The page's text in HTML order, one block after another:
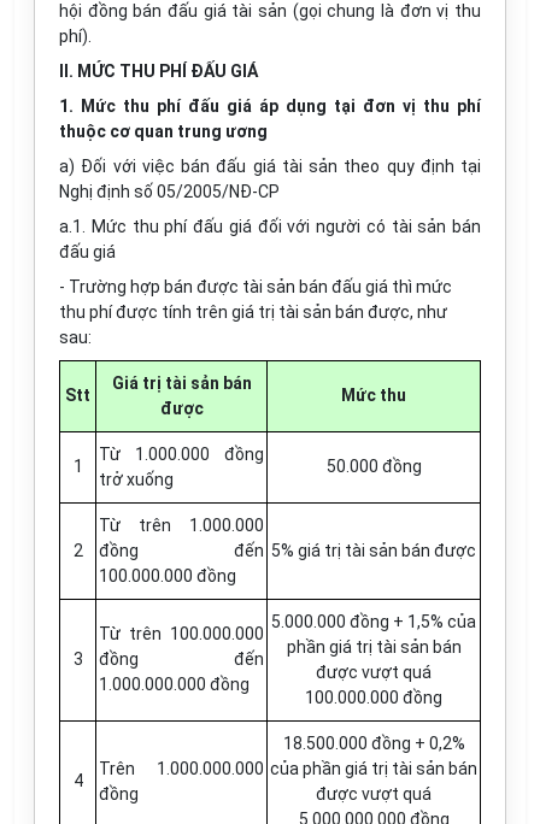
hội đồng bán đấu giá tài sản (gọi chung là đơn vị thu
phí).
II. MỨC THU PHÍ ĐẤU GIÁ
1. Mức thu phí đấu giá áp dụng tại đơn vị thu phí
thuộc cơ quan trung ương
a) Đối với việc bán đấu giá tài sản theo quy định tại
Nghị định số 05/2005/NĐ-CP
a.1. Mức thu phí đấu giá đối với người có tài sản bán
đấu giá
- Trường hợp bán được tài sản bán đấu giá thì mức
thu phí được tính trên giá trị tài sản bán được, như
sau:
Stt
Giá trị tài sản bán
được
Mức thu
1
Từ 1.000.000 đồng
trở xuống
50.000 đồng
2
Từ trên 1.000.000
đồng đến
100.000.000 đồng
5% giá trị tài sản bán được
3
Từ trên 100.000.000
đồng đến
1.000.000.000 đồng
5.000.000 đồng + 1,5% của
phần giá trị tài sản bán
được vượt quá
100.000.000 đồng
4
Trên 1.000.000.000
đồng
18.500.000 đồng + 0,2%
của phần giá trị tài sản bán
được vượt quá
5.000.000.000 đồng